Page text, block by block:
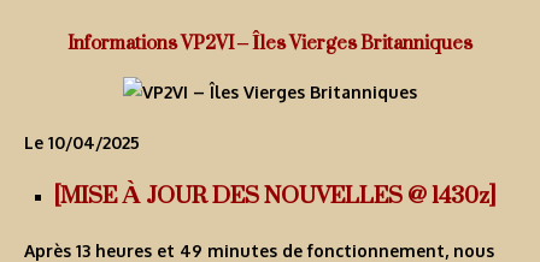
Informations VP2VI – Îles Vierges Britanniques
Le 10/04/2025
[MISE À JOUR DES NOUVELLES @ 1430z]
Après 13 heures et 49 minutes de fonctionnement, nous